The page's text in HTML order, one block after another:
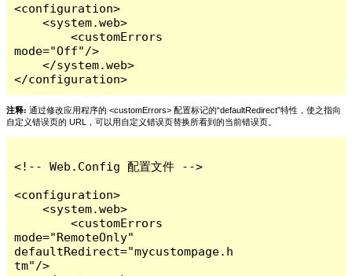
<configuration>
    <system.web>
        <customErrors
mode="Off"/>
    </system.web>
</configuration>
注释: 通过修改应用程序的 <customErrors> 配置标记的“defaultRedirect”特性，使之指向
自定义错误页的 URL，可以用自定义错误页替换所看到的当前错误页。
<!-- Web.Config 配置文件 -->
<configuration>
    <system.web>
        <customErrors
mode="RemoteOnly"
defaultRedirect="mycustompage.h
tm"/>